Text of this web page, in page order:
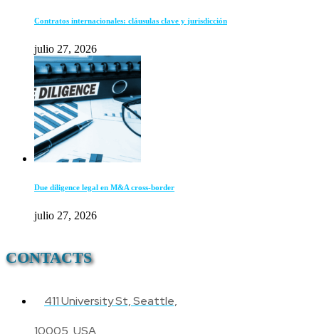
Contratos internacionales: cláusulas clave y jurisdicción
julio 27, 2026
Due diligence legal en M&A cross-border
julio 27, 2026
CONTACTS
411 University St, Seattle,
10005, USA